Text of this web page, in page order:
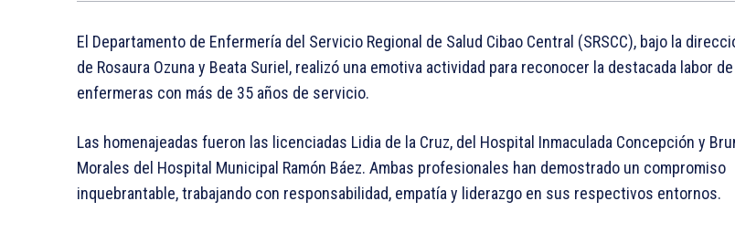
El Departamento de Enfermería del Servicio Regional de Salud Cibao Central (SRSCC), bajo la
de Rosaura Ozuna y Beata Suriel, realizó una emotiva actividad para reconocer la destacada labor
enfermeras con más de 35 años de servicio.
Las homenajeadas fueron las licenciadas Lidia de la Cruz, del Hospital Inmaculada Concepción y
Morales del Hospital Municipal Ramón Báez. Ambas profesionales han demostrado un compromiso
inquebrantable, trabajando con responsabilidad, empatía y liderazgo en sus respectivos entornos.